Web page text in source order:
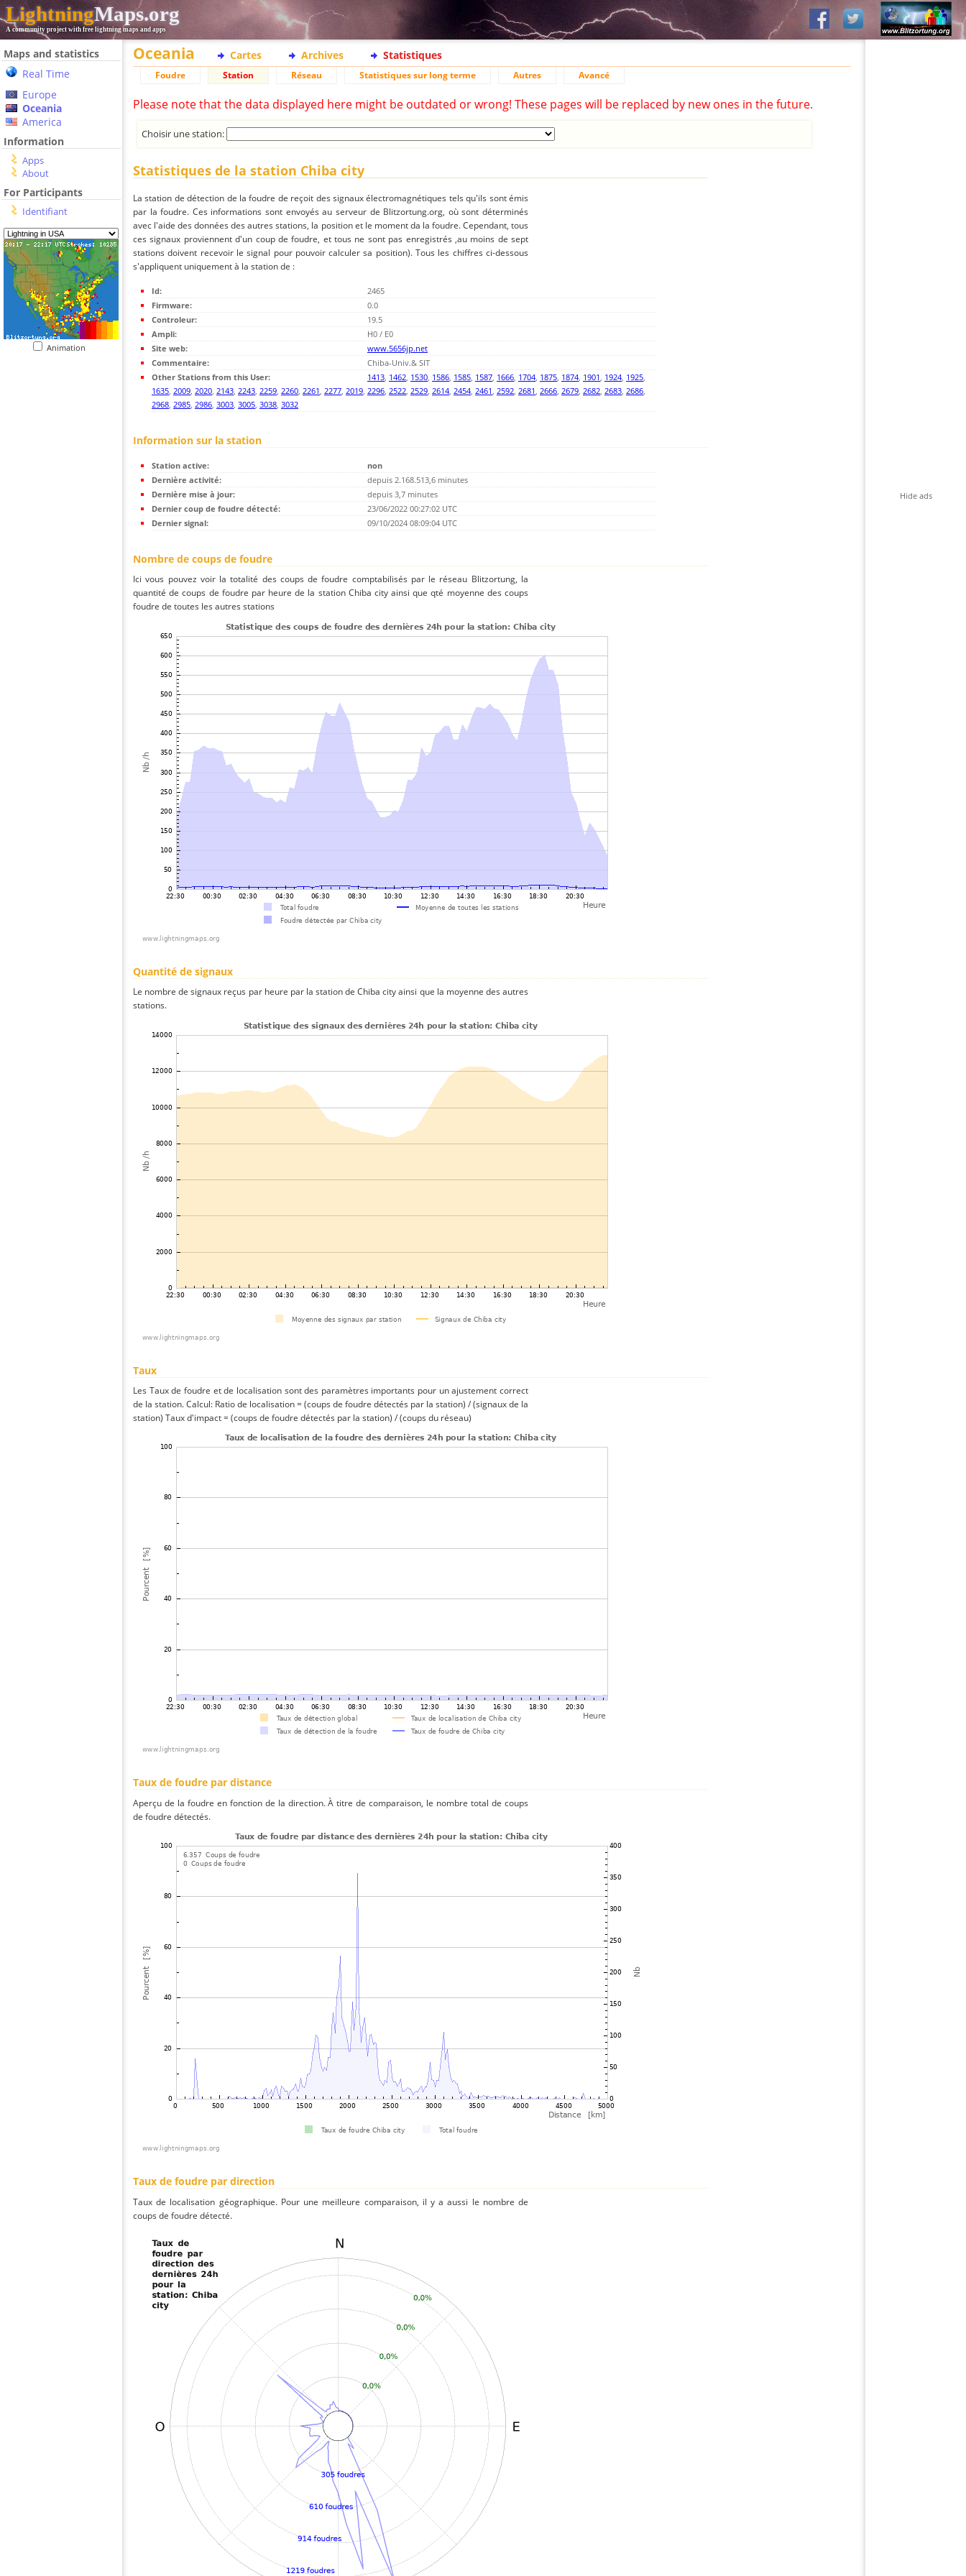
LightningMaps.org
A community project with free lightning maps and apps
Maps and statistics
Real Time
Europe
Oceania
America
Information
Apps
About
For Participants
Identifiant
Animation
Oceania Cartes Archives Statistiques
Foudre Station Réseau Statistiques sur long terme Autres Avancé
Please note that the data displayed here might be outdated or wrong! These pages will be replaced by new ones in the future.
Choisir une station:
Statistiques de la station Chiba city
La station de détection de la foudre de reçoit des signaux électromagnétiques tels qu'ils sont émis
par la foudre. Ces informations sont envoyés au serveur de Blitzortung.org, où sont déterminés
avec l'aide des données des autres stations, la position et le moment da la foudre. Cependant, tous
ces signaux proviennent d'un coup de foudre, et tous ne sont pas enregistrés ,au moins de sept
stations doivent recevoir le signal pour pouvoir calculer sa position). Tous les chiffres ci-dessous
s'appliquent uniquement à la station de :
Id:
2465
Firmware:
0.0
Controleur:
19.5
Ampli:
H0 / E0
Site web:
www.5656jp.net
Commentaire:
Chiba-Univ.& SIT
Other Stations from this User:
1413, 1462, 1530, 1586, 1585, 1587, 1666, 1704, 1875, 1874, 1901, 1924, 1925,
1635, 2009, 2020, 2143, 2243, 2259, 2260, 2261, 2277, 2019, 2296, 2522, 2529, 2614, 2454, 2461, 2592, 2681, 2666, 2679, 2682, 2683, 2686,
2968, 2985, 2986, 3003, 3005, 3038, 3032
Information sur la station
Station active:
non
Dernière activité:
depuis 2.168.513,6 minutes
Dernière mise à jour:
depuis 3,7 minutes
Dernier coup de foudre détecté:
23/06/2022 00:27:02 UTC
Dernier signal:
09/10/2024 08:09:04 UTC
Nombre de coups de foudre
Ici vous pouvez voir la totalité des coups de foudre comptabilisés par le réseau Blitzortung, la
quantité de coups de foudre par heure de la station Chiba city ainsi que qté moyenne des coups
foudre de toutes les autres stations
Quantité de signaux
Le nombre de signaux reçus par heure par la station de Chiba city ainsi que la moyenne des autres
stations.
Taux
Les Taux de foudre et de localisation sont des paramètres importants pour un ajustement correct
de la station. Calcul: Ratio de localisation = (coups de foudre détectés par la station) / (signaux de la
station) Taux d'impact = (coups de foudre détectés par la station) / (coups du réseau)
Taux de foudre par distance
Aperçu de la foudre en fonction de la direction. À titre de comparaison, le nombre total de coups
de foudre détectés.
Taux de foudre par direction
Taux de localisation géographique. Pour une meilleure comparaison, il y a aussi le nombre de
coups de foudre détecté.
Hide ads